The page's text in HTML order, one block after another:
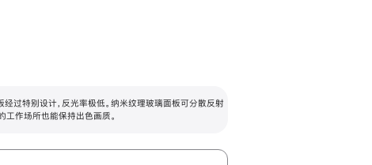
经过特别设计，反光率极低。纳米纹理玻璃面板可分散反射
工作场所也能保持出色画质。